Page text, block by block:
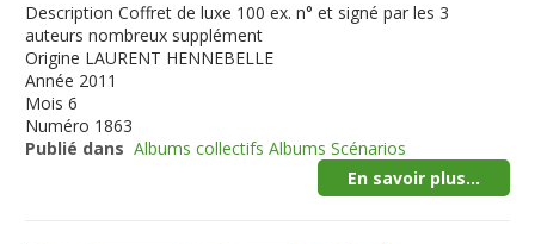
Description Coffret de luxe 100 ex. n° et signé par les 3
auteurs nombreux supplément
Origine LAURENT HENNEBELLE
Année 2011
Mois 6
Numéro 1863
Publié dans Albums collectifs Albums Scénarios
En savoir plus...